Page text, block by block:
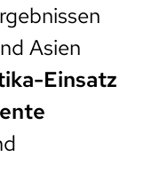
Asien
Einsatz